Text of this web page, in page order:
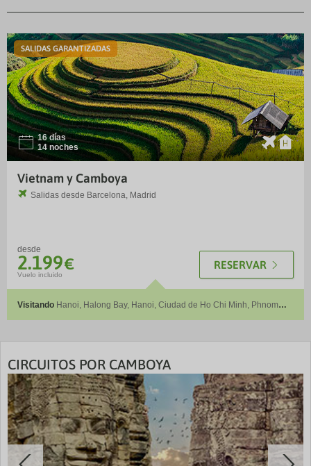
SALIDAS GARANTIZADAS
I¨
16 días
14 noches
Vietnam y Camboya
Salidas desde Barcelona, Madrid
desde
2.199€
Vuelo incluido
RESERVAR
EXO
Visitando Hanoi, Halong Bay, Hanoi, Ciudad de Ho Chi Minh, Phnom
CIRCUITOS POR CAMBOYA